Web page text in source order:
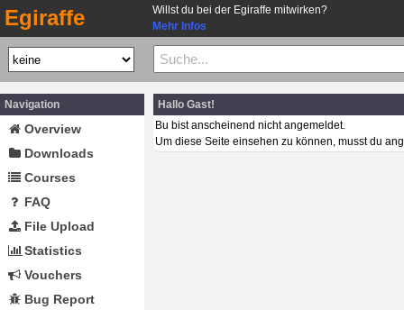
Egiraffe
Willst du bei der Egiraffe mitwirken?
Mehr Infos
Navigation
Overview
Downloads
Courses
FAQ
File Upload
Statistics
Vouchers
Bug Report
Hallo Gast!
Bu bist anscheinend nicht angemeldet.
Um diese Seite einsehen zu können, musst du